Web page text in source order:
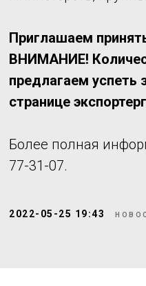
Приглашаем
ВНИМАНИЕ!
предлагаем успеть
странице
Более полная
77-31-07.
2022-05-25 19:43